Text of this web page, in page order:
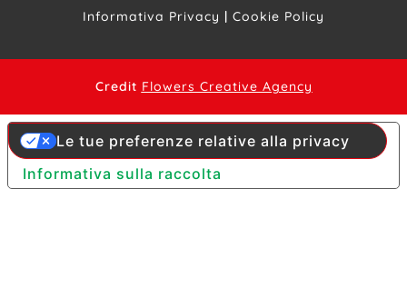
Informativa Privacy | Cookie Policy
Credit Flowers Creative Agency
Informativa sulla raccolta
Le tue preferenze relative alla privacy